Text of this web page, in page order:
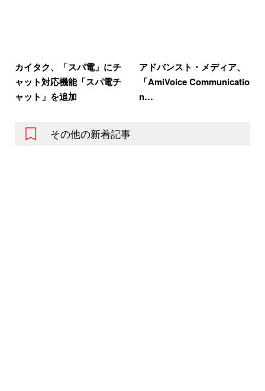
カイタク、「スパ電」にチ
ャット対応機能「スパ電チ
ャット」を追加
アドバンスト・メディア、
「AmiVoice Communicatio
n…
その他の新着記事